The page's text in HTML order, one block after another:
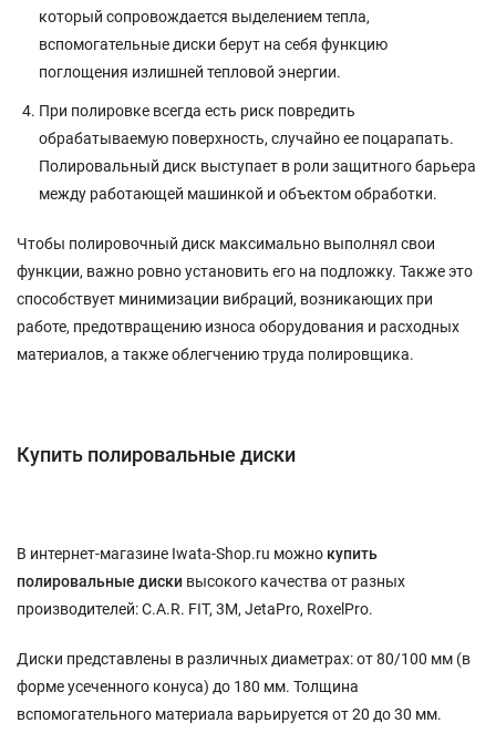
который сопровождается выделением тепла,
вспомогательные диски берут на себя функцию
поглощения излишней тепловой энергии.
При полировке всегда есть риск повредить
обрабатываемую поверхность, случайно ее поцарапать.
Полировальный диск выступает в роли защитного барьера
между работающей машинкой и объектом обработки.
Чтобы полировочный диск максимально выполнял свои
функции, важно ровно установить его на подложку. Также это
способствует минимизации вибраций, возникающих при
работе, предотвращению износа оборудования и расходных
материалов, а также облегчению труда полировщика.
Купить полировальные диски
В интернет-магазине Iwata-Shop.ru можно купить
полировальные диски высокого качества от разных
производителей: C.A.R. FIT, 3M, JetaPro, RoxelPro.
Диски представлены в различных диаметрах: от 80/100 мм (в
форме усеченного конуса) до 180 мм. Толщина
вспомогательного материала варьируется от 20 до 30 мм.